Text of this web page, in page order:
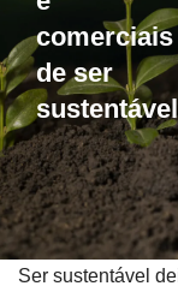
comerciais
de ser
sustentável
Ser sustentável